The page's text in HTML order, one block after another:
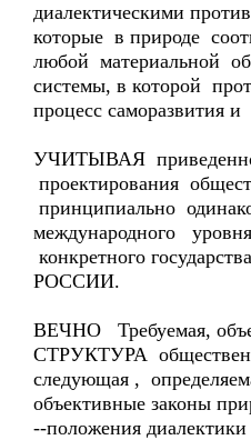
диалектическими
которые в природе
любой материальной
системы, в которой
процесс саморазвития
УЧИТЫВАЯ
проектирования
принципиально
международного
конкретного
РОССИИ.
ВЕЧНО Требуемая,
СТРУКТУРА
следующая ,
объективные законы
--положения